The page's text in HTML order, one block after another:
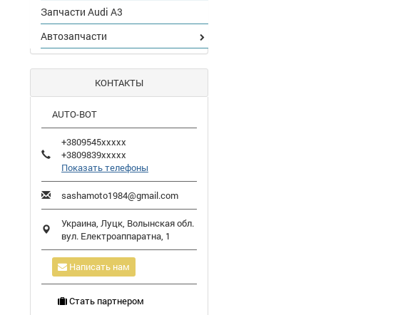
Запчасти Audi A3
Автозапчасти
КОНТАКТЫ
AUTO-BOT
+3809545xxxxx
+3809839xxxxx
Показать телефоны
sashamoto1984@gmail.com
Украина, Луцк, Волынская обл.
вул. Електроаппаратна, 1
Написать нам
Стать партнером